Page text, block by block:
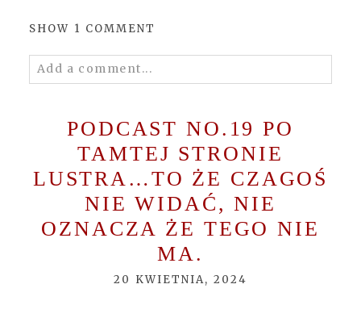
SHOW 1 COMMENT
Add a comment...
Required fields are marked *
POST COMMENT
PODCAST NO.19 PO
TAMTEJ STRONIE
LUSTRA…TO ŻE CZAGOŚ
NIE WIDAĆ, NIE
OZNACZA ŻE TEGO NIE
MA.
20 KWIETNIA, 2024